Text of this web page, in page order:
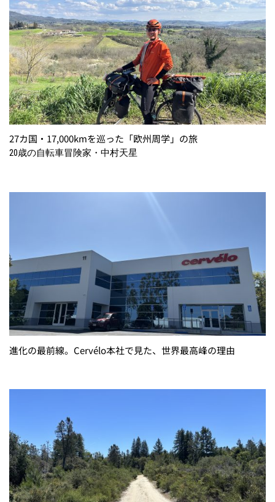
27カ国・17,000kmを巡った「欧州周学」の旅
20歳の自転車冒険家・中村天星
進化の最前線。Cervélo本社で見た、世界最高峰の理由